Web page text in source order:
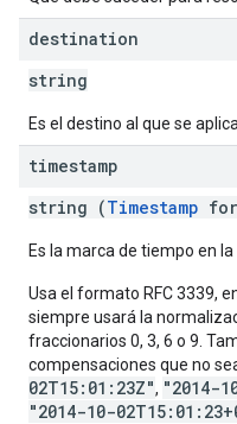
destination
string
Es el destino al que se
timestamp
string (Timestamp
Es la marca de tiempo en
Usa el formato RFC 3339,
siempre usará la
fraccionarios 0, 3, 6 o 9.
compensaciones que no
02T15:01:23Z", "2014-
"2014-10-